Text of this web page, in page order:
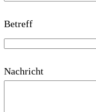
s
s
Betreff
Nachricht